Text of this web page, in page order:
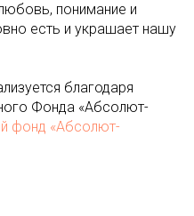
понимание и
есть и украшает нашу
благодаря
Фонда «Абсолют-
фонд «Абсолют-